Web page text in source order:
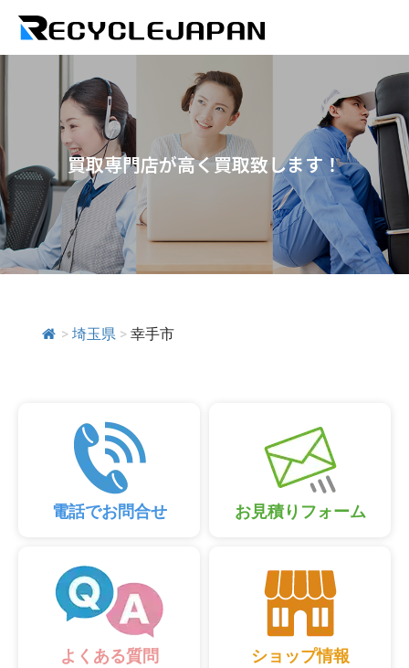
買取専門店が高く買取致します！
> 埼玉県 > 幸手市
電話でお問合せ お見積りフォーム
よくある質問 ショップ情報